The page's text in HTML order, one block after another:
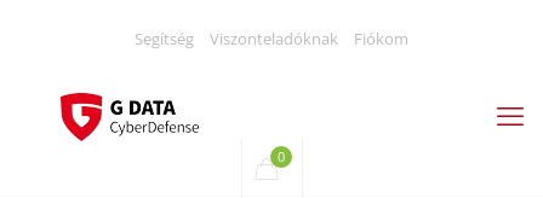
Segítség Viszonteladóknak Fiókom
0